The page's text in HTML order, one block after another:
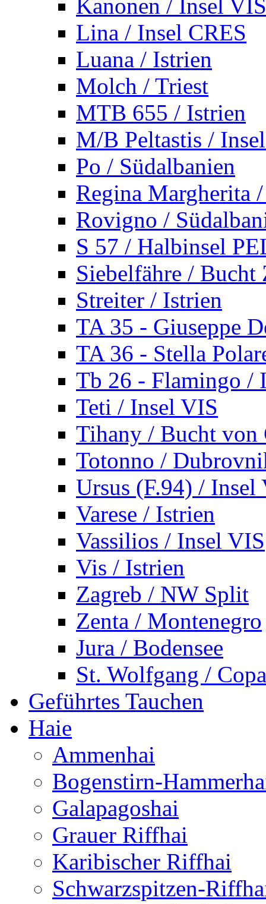
Kanonen / Insel VIS
Lina / Insel CRES
Luana / Istrien
Molch / Triest
MTB 655 / Istrien
M/B Peltastis /
Po / Südalbanien
Regina Margherita
Rovigno /
S 57 / Halbinsel
Siebelfähre / Bucht
Streiter / Istrien
TA 35 - Giuseppe
TA 36 - Stella
Tb 26 - Flamingo /
Teti / Insel VIS
Tihany / Bucht von
Totonno /
Ursus (F.94) / Insel
Varese / Istrien
Vassilios / Insel VIS
Vis / Istrien
Zagreb / NW Split
Zenta / Montenegro
Jura / Bodensee
St. Wolfgang /
Geführtes Tauchen
Haie
Ammenhai
Bogenstirn-
Galapagoshai
Grauer Riffhai
Karibischer Riffhai
Schwarzspitzen-